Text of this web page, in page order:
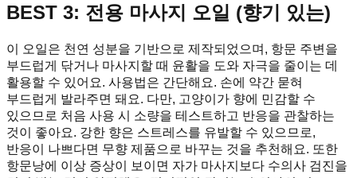
BEST 3: 전용 마사지 오일 (향기 있는)
이 오일은 천연 성분을 기반으로 제작되었으며, 항문 주변을
부드럽게 닦거나 마사지할 때 윤활을 도와 자극을 줄이는 데
활용할 수 있어요. 사용법은 간단해요. 손에 약간 묻혀
부드럽게 발라주면 돼요. 다만, 고양이가 향에 민감할 수
있으므로 처음 사용 시 소량을 테스트하고 반응을 관찰하는
것이 좋아요. 강한 향은 스트레스를 유발할 수 있으므로,
반응이 나쁘다면 무향 제품으로 바꾸는 것을 추천해요. 또한
항문낭에 이상 증상이 보이면 자가 마사지보다 수의사 검진을